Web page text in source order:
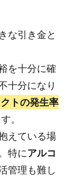
な引き金と
を十分に確
十分になり
トの発生率
。
えている場
特にアルコ
管理も難し